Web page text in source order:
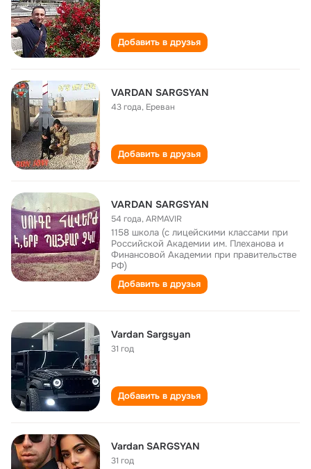
Добавить в друзья
VARDAN SARGSYAN
43 года, Ереван
Добавить в друзья
VARDAN SARGSYAN
54 года,ARMAVIR
1158 школа (с лицейскими классами при
Российской Академии им. Плеханова и
Финансовой Академии при правительстве
РФ)
Добавить в друзья
Vardan Sargsyan
31 год
Добавить в друзья
Vardan SARGSYAN
31 год